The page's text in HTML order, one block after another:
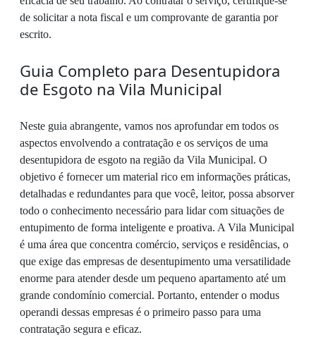
de solicitar a nota fiscal e um comprovante de garantia por
escrito.
Guia Completo para Desentupidora
de Esgoto na Vila Municipal
Neste guia abrangente, vamos nos aprofundar em todos os
aspectos envolvendo a contratação e os serviços de uma
desentupidora de esgoto na região da Vila Municipal. O
objetivo é fornecer um material rico em informações práticas,
detalhadas e redundantes para que você, leitor, possa absorver
todo o conhecimento necessário para lidar com situações de
entupimento de forma inteligente e proativa. A Vila Municipal
é uma área que concentra comércio, serviços e residências, o
que exige das empresas de desentupimento uma versatilidade
enorme para atender desde um pequeno apartamento até um
grande condomínio comercial. Portanto, entender o modus
operandi dessas empresas é o primeiro passo para uma
contratação segura e eficaz.